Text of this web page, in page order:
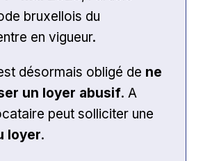
bruxellois du
en vigueur.
désormais obligé de ne
un loyer abusif. A
peut solliciter une
loyer.